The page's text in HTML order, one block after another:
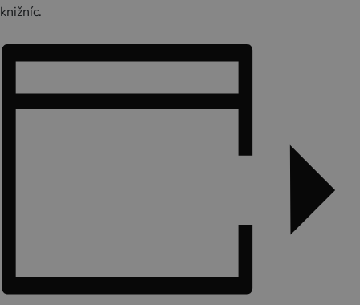
Ubytovanie
TOP zážitky
3 veci, ktoré ste o Kremnici pravdepodobne
MÚZPAS = 8 kultúrnych zážitkov s 1 pasom
knižníc.